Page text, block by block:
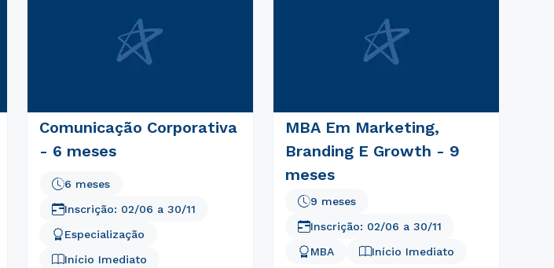
Comunicação Corporativa
- 6 meses
Especialização
Início Imediato
6 meses
Inscrição: 02/06 a 30/11
MBA Em Marketing,
Branding E Growth - 9
meses
MBA Início Imediato
9 meses
Inscrição: 02/06 a 30/11